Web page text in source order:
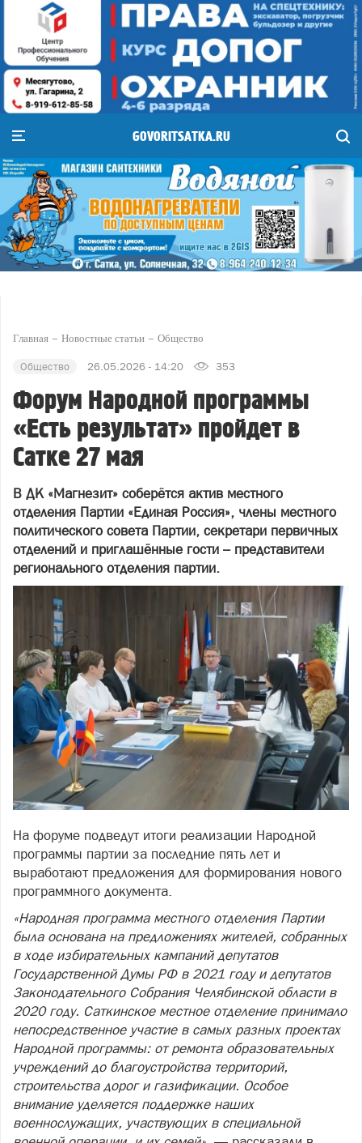
GOVORITSATKA.RU
Главная Новостные статьи Общество
Общество 26.05.2026 - 14:20 353
Форум Народной программы
«Есть результат» пройдет в
Сатке 27 мая
В ДК «Магнезит» соберётся актив местного
отделения Партии «Единая Россия», члены местного
политического совета Партии, секретари первичных
отделений и приглашённые гости – представители
регионального отделения партии.
На форуме подведут итоги реализации Народной
программы партии за последние пять лет и
выработают предложения для формирования нового
программного документа.
«Народная программа местного отделения Партии
была основана на предложениях жителей, собранных
в ходе избирательных кампаний депутатов
Государственной Думы РФ в 2021 году и депутатов
Законодательного Собрания Челябинской области в
2020 году. Саткинское местное отделение принимало
непосредственное участие в самых разных проектах
Народной программы: от ремонта образовательных
учреждений до благоустройства территорий,
строительства дорог и газификации. Особое
внимание уделяется поддержке наших
военнослужащих, участвующих в специальной